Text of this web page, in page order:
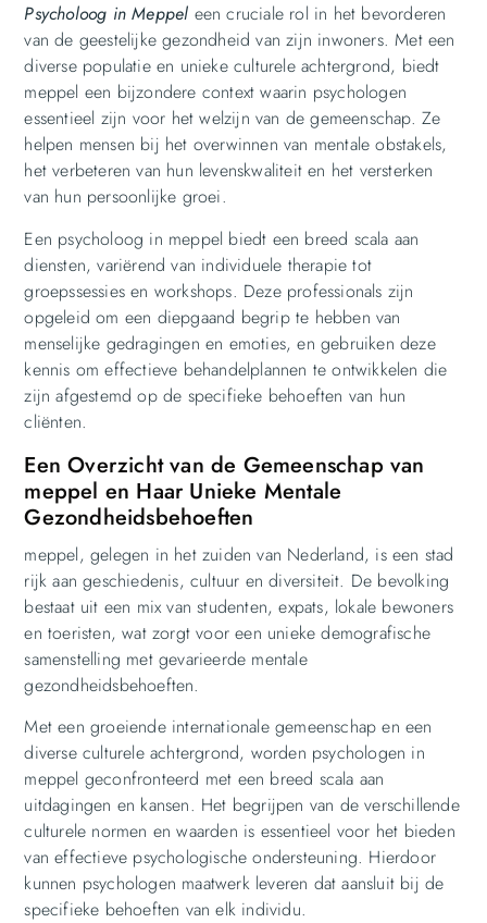
Psycholoog in Meppel een cruciale rol in het bevorderen
van de geestelijke gezondheid van zijn inwoners. Met een
diverse populatie en unieke culturele achtergrond, biedt
meppel een bijzondere context waarin psychologen
essentieel zijn voor het welzijn van de gemeenschap. Ze
helpen mensen bij het overwinnen van mentale obstakels,
het verbeteren van hun levenskwaliteit en het versterken
van hun persoonlijke groei.
Een psycholoog in meppel biedt een breed scala aan
diensten, variërend van individuele therapie tot
groepssessies en workshops. Deze professionals zijn
opgeleid om een diepgaand begrip te hebben van
menselijke gedragingen en emoties, en gebruiken deze
kennis om effectieve behandelplannen te ontwikkelen die
zijn afgestemd op de specifieke behoeften van hun
cliënten.
Een Overzicht van de Gemeenschap van
meppel en Haar Unieke Mentale
Gezondheidsbehoeften
meppel, gelegen in het zuiden van Nederland, is een stad
rijk aan geschiedenis, cultuur en diversiteit. De bevolking
bestaat uit een mix van studenten, expats, lokale bewoners
en toeristen, wat zorgt voor een unieke demografische
samenstelling met gevarieerde mentale
gezondheidsbehoeften.
Met een groeiende internationale gemeenschap en een
diverse culturele achtergrond, worden psychologen in
meppel geconfronteerd met een breed scala aan
uitdagingen en kansen. Het begrijpen van de verschillende
culturele normen en waarden is essentieel voor het bieden
van effectieve psychologische ondersteuning. Hierdoor
kunnen psychologen maatwerk leveren dat aansluit bij de
specifieke behoeften van elk individu.